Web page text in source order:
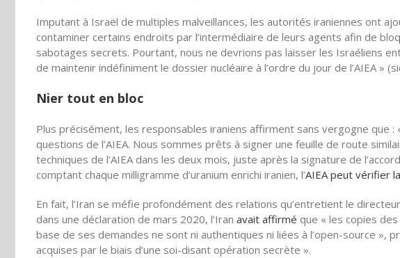
Imputant à Israël de multiples malveillances, les autorités iraniennes ont
contaminer certains endroits par l’intermédiaire de leurs agents afin de
sabotages secrets. Pourtant, nous ne devrions pas laisser les Israéliens
de maintenir indéfiniment le dossier nucléaire à l’ordre du jour de l’AIEA »
Nier tout en bloc
Plus précisément, les responsables iraniens affirment sans vergogne que :
questions de l’AIEA. Nous sommes prêts à signer une feuille de route
techniques de l’AIEA dans les deux mois, juste après la signature de
comptant chaque milligramme d’uranium enrichi iranien, l’AIEApeut vérifier
En fait, l’Iran se méfie profondément des relations qu’entretient le
dans une déclaration de mars 2020, l’Iran avait affirmé que « les copies
base de ses demandes ne sont ni authentiques ni liées à l’open-source »,
acquises par le biais d’une soi-disant opération secrète ».